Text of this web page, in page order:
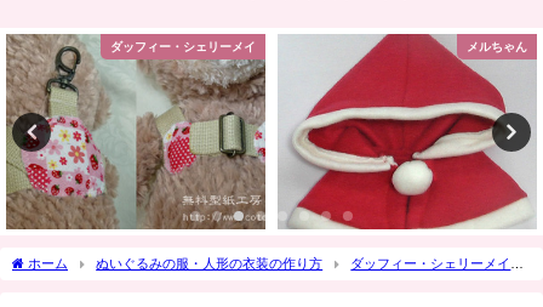
ダッフィー・シェリーメイ メルちゃん
ホーム ぬいぐるみの服・人形の衣装の作り方
ダッフィー・シェリーメイ